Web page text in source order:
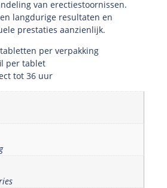
van erectiestoornissen.
langdurige resultaten en
prestaties aanzienlijk.
per verpakking
per tablet
tot 36 uur